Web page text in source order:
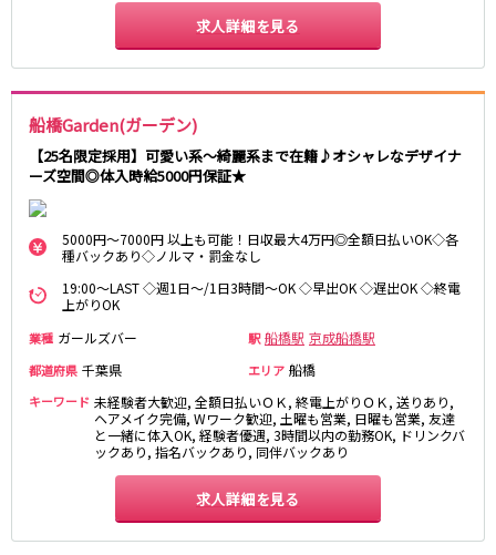
求人詳細を見る
船橋Garden(ガーデン)
【25名限定採用】可愛い系～綺麗系まで在籍♪オシャレなデザイナ
ーズ空間◎体入時給5000円保証★
5000円～7000円 以上も可能！日収最大4万円◎全額日払いOK◇各
種バックあり◇ノルマ・罰金なし
19:00～LAST ◇週1日～/1日3時間～OK ◇早出OK ◇遅出OK ◇終電
上がりOK
業種 ガールズバー 駅 船橋駅 京成船橋駅
都道府県 千葉県 エリア 船橋
キーワード 未経験者大歓迎, 全額日払いＯＫ, 終電上がりＯＫ, 送りあり,
ヘアメイク完備, Wワーク歓迎, 土曜も営業, 日曜も営業, 友達
と一緒に体入OK, 経験者優遇, 3時間以内の勤務OK, ドリンクバ
ックあり, 指名バックあり, 同伴バックあり
求人詳細を見る
横浜西部
小田原・湯河原
綾瀬・海老名・座間
大宮
志木
南越谷
草加
浦和・北浦和
久喜
春日部
南浦和
蕨
飯能・狭山
深谷
坂戸・東松山
千葉県
船橋
市原・木更津・君津
松戸
成田・四街道・香取
津田沼
西荻窪駅
武蔵境駅
水道橋駅
武蔵小金井駅
東小金井駅
東中野駅
飯田橋駅
国立駅
西国分寺駅
高尾駅
四ツ谷駅
JR山手線
上野駅
秋葉原駅
神田駅
品川駅
日暮里駅
駒込駅
大塚駅
新大久保駅
有楽町駅